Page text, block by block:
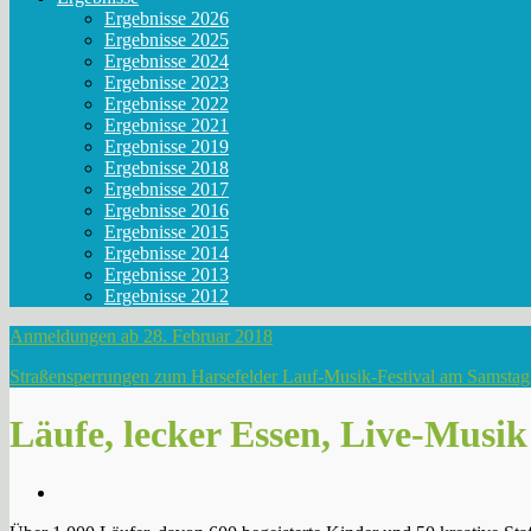
Ergebnisse 2026
Ergebnisse 2025
Ergebnisse 2024
Ergebnisse 2023
Ergebnisse 2022
Ergebnisse 2021
Ergebnisse 2019
Ergebnisse 2018
Ergebnisse 2017
Ergebnisse 2016
Ergebnisse 2015
Ergebnisse 2014
Ergebnisse 2013
Ergebnisse 2012
Anmeldungen ab 28. Februar 2018
Straßensperrungen zum Harsefelder Lauf-Musik-Festival am
Läufe, lecker Essen, Live-Musik